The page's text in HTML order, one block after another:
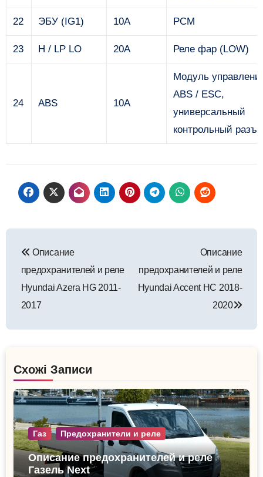
22 ЭБУ (IG1) 10А PCM
23 H / LP LO 20А Реле фар (LOW)
24 ABS 10А
Модуль
ABS / ESC,
универсальный
контрольный
по
записям
Описание
предохранителей и реле
Hyundai Azera HG 2011-
2017
Описание
предохранителей и реле
Hyundai Accent HC 2018-
2020
Схожі Записи
Газ Предохранители и реле
Описание предохранителей и реле
Газель Next